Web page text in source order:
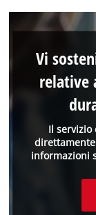
Il servizio
informazioni
Vi
relative